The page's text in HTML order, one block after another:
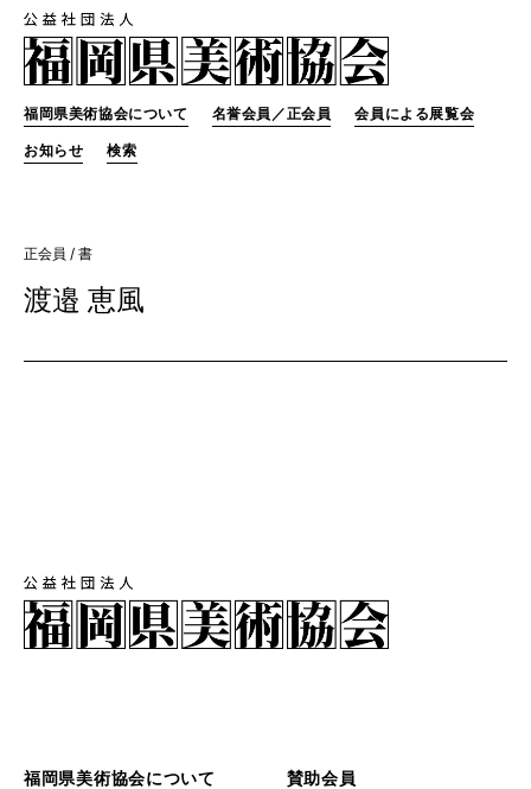
福岡県美術協会について 名誉会員／正会員 会員による展覧会
お知らせ 検索
正会員 / 書
渡邉 恵風
福岡県美術協会について 賛助会員